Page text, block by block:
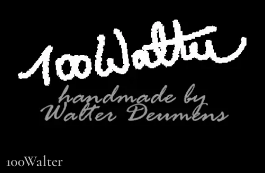
100Walter